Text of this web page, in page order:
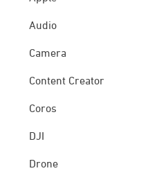
Audio
Camera
Content Creator
Coros
DJI
Drone